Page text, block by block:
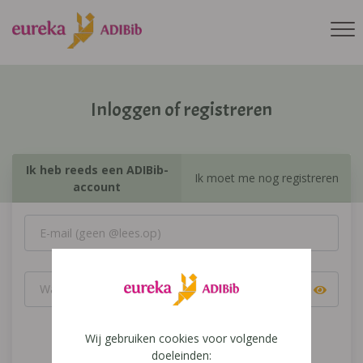
Inloggen of registreren
Ik heb reeds een ADIBib-
account
Ik moet me nog registreren
Inloggen
Wij gebruiken cookies voor volgende
doeleinden: